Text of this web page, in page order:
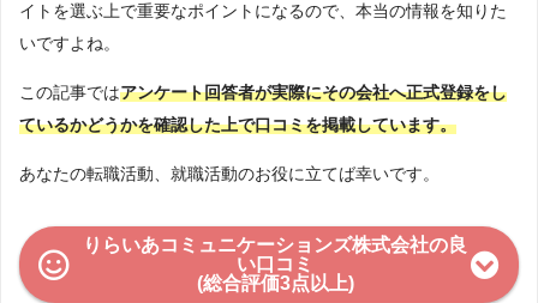
イトを選ぶ上で重要なポイントになるので、本当の情報を知りた
いですよね。
この記事ではアンケート回答者が実際にその会社へ正式登録をし
ているかどうかを確認した上で口コミを掲載しています。
あなたの転職活動、就職活動のお役に立てば幸いです。
りらいあコミュニケーションズ株式会社の良
い口コミ
(総合評価3点以上)